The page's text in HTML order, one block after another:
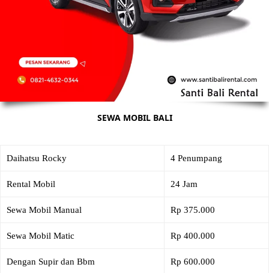
SEWA MOBIL BALI
Daihatsu Rocky 4 Penumpang
Rental Mobil 24 Jam
Sewa Mobil Manual Rp 375.000
Sewa Mobil Matic Rp 400.000
Dengan Supir dan Bbm Rp 600.000